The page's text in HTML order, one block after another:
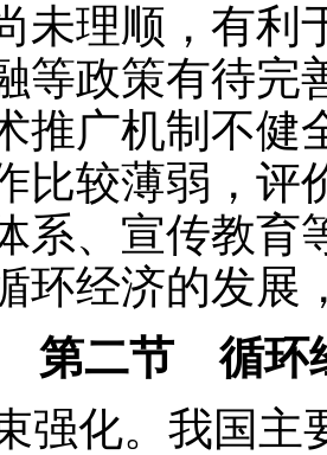
未理顺，有利
等政策有待完
推广机制不健
比较薄弱，评
系、宣传教育
环经济的发展
第二节 循环
强化。我国主